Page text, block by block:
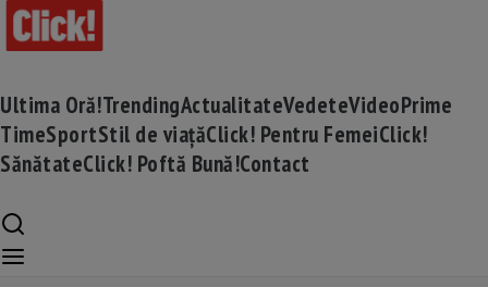
Ultima Oră!TrendingActualitateVedeteVideoPrime
TimeSportStil de viațăClick! Pentru FemeiClick!
SănătateClick! Poftă Bună!Contact